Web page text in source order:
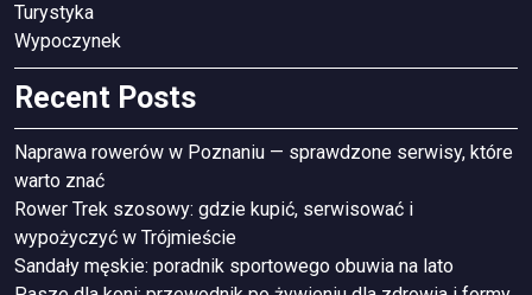
Turystyka
Wypoczynek
Recent Posts
Naprawa rowerów w Poznaniu — sprawdzone serwisy, które
warto znać
Rower Trek szosowy: gdzie kupić, serwisować i
wypożyczyć w Trójmieście
Sandały męskie: poradnik sportowego obuwia na lato